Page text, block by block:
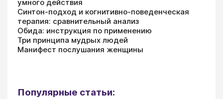
умного действия
Синтон-подход и когнитивно-поведенческая
терапия: сравнительный анализ
Обида: инструкция по применению
Три принципа мудрых людей
Манифест послушания женщины
Популярные статьи: